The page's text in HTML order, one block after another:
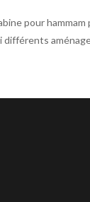
pour
différents